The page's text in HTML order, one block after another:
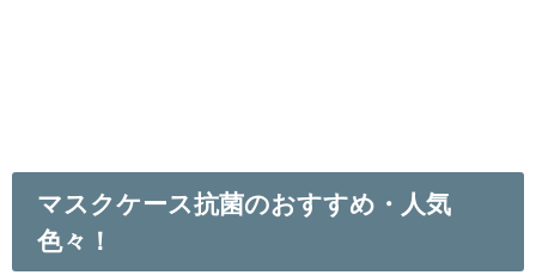
マスクケース抗菌のおすすめ・人気
色々！